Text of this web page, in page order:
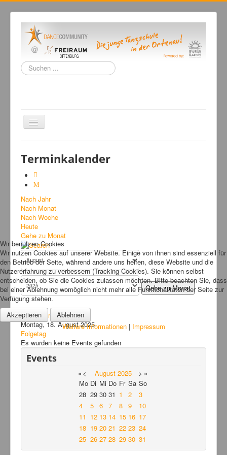
Suchen
...
Navigation
an/aus
Tanzschule
Kursangebot
Events
Fuegolatino
Bilder
News
Links
FAQ
Hansefit
Kontakt
Terminkalender
Nach Jahr
Nach Monat
Nach Woche
Heute
Gehe zu Monat
Gehe zu Monat
Vorheriger Tag
Montag, 18. August 2025
Folgetag
Es wurden keine Events gefunden
Events
« < August 2025 > »
Mo Di Mi Do Fr Sa So
28 29 30 31 1 2
3
4
5 6 7 8 9
10
11 12 13 14 15 16 17
18 19 20 21 22 23 24
25 26 27 28 29 30 31
Wir benutzen Cookies
Wir nutzen Cookies auf unserer Website. Einige von ihnen sind essenziell für
den Betrieb der Seite, während andere uns helfen, diese Website und die
Nutzererfahrung zu verbessern (Tracking Cookies). Sie können selbst
entscheiden, ob Sie die Cookies zulassen möchten. Bitte beachten Sie, dass
bei einer Ablehnung womöglich nicht mehr alle Funktionalitäten der Seite zur
Verfügung stehen.
Akzeptieren
Ablehnen
Weitere Informationen| Impressum